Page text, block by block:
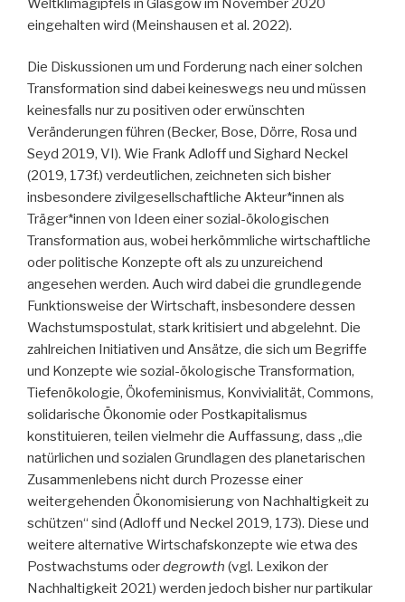
eingehalten wird (Meinshausen et al. 2022).
Die Diskussionen um und Forderung nach einer solchen
Transformation sind dabei keineswegs neu und müssen
keinesfalls nur zu positiven oder erwünschten
Veränderungen führen (Becker, Bose, Dörre, Rosa und
Seyd 2019, VI). Wie Frank Adloff und Sighard Neckel
(2019, 173f.) verdeutlichen, zeichneten sich bisher
insbesondere zivilgesellschaftliche Akteur*innen als
Träger*innen von Ideen einer sozial-ökologischen
Transformation aus, wobei herkömmliche wirtschaftliche
oder politische Konzepte oft als zu unzureichend
angesehen werden. Auch wird dabei die grundlegende
Funktionsweise der Wirtschaft, insbesondere dessen
Wachstumspostulat, stark kritisiert und abgelehnt. Die
zahlreichen Initiativen und Ansätze, die sich um Begriffe
und Konzepte wie sozial-ökologische Transformation,
Tiefenökologie, Ökofeminismus, Konvivialität, Commons,
solidarische Ökonomie oder Postkapitalismus
konstituieren, teilen vielmehr die Auffassung, dass „die
natürlichen und sozialen Grundlagen des planetarischen
Zusammenlebens nicht durch Prozesse einer
weitergehenden Ökonomisierung von Nachhaltigkeit zu
schützen“ sind (Adloff und Neckel 2019, 173). Diese und
weitere alternative Wirtschafskonzepte wie etwa des
Postwachstums oderdegrowth (vgl. Lexikon der
Nachhaltigkeit 2021) werden jedoch bisher nur partikular